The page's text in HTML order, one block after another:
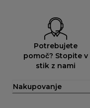
Potrebujete
pomoč? Stopite v
stik z nami
Nakupovanje